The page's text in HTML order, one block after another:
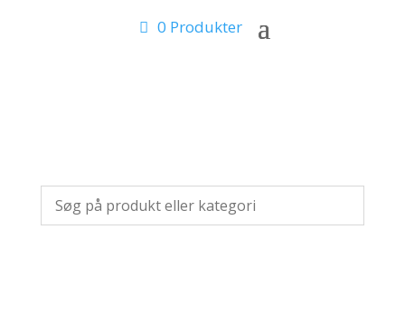
0 Produkter